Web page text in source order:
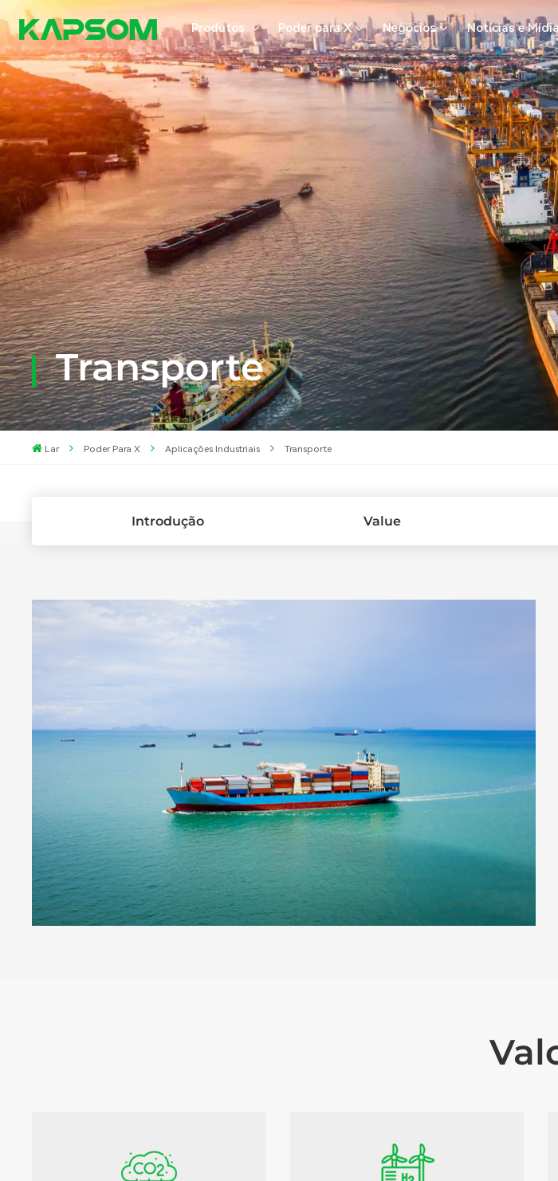
Produtos Poder para X Negócios Notícias e
Transporte
Lar Poder Para X Aplicações Industriais Transporte
Introdução Value